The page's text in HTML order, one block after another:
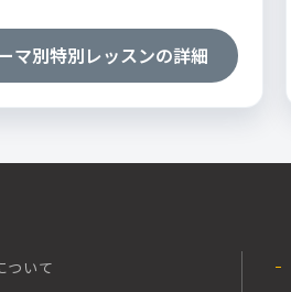
マ別特別レッスンの詳細
ついて